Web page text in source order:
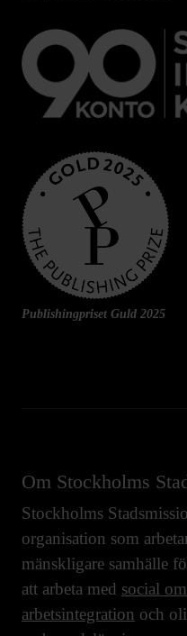
Publishingpriset Guld 2025
Om Stockholms
Stockholms
organisation som
mänskligare samhälle
att arbeta med social
arbetsintegration och